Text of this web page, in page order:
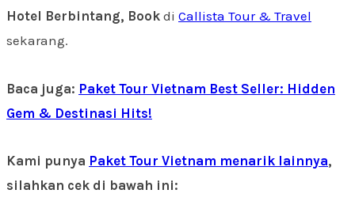
Hotel Berbintang, Book di Callista Tour & Travel
sekarang.
Baca juga: Paket Tour Vietnam Best Seller: Hidden
Gem & Destinasi Hits!
Kami punya Paket Tour Vietnam menarik lainnya,
silahkan cek di bawah ini: